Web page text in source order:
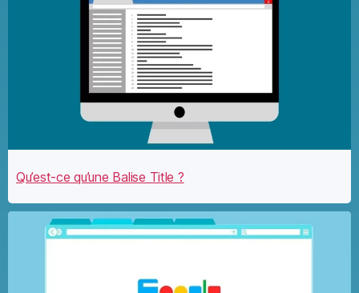
Qu’est-ce qu’une Balise Title ?